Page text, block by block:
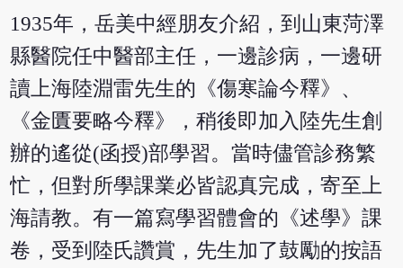
1935年，岳美中經朋友介紹，到山東菏澤
縣醫院任中醫部主任，一邊診病，一邊研
讀上海陸淵雷先生的《傷寒論今釋》、
《金匱要略今釋》，稍後即加入陸先生創
辦的遙從(函授)部學習。當時儘管診務繁
忙，但對所學課業必皆認真完成，寄至上
海請教。有一篇寫學習體會的《述學》課
卷，受到陸氏讚賞，先生加了鼓勵的按語